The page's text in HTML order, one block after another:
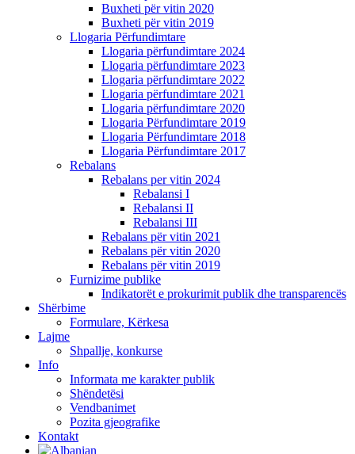
Buxheti për vitin 2020
Buxheti për vitin 2019
Llogaria Përfundimtare
Llogaria përfundimtare 2024
Llogaria përfundimtare 2023
Llogaria përfundimtare 2022
Llogaria përfundimtare 2021
Llogaria përfundimtare 2020
Llogaria Përfundimtare 2019
Llogaria Përfundimtare 2018
Llogaria Përfundimtare 2017
Rebalans
Rebalans per vitin 2024
Rebalansi I
Rebalansi II
Rebalansi III
Rebalans për vitin 2021
Rebalans për vitin 2020
Rebalans për vitin 2019
Furnizime publike
Indikatorët e prokurimit publik dhe transparencës
Shërbime
Formulare, Kërkesa
Lajme
Shpallje, konkurse
Info
Informata me karakter publik
Shëndetësi
Vendbanimet
Pozita gjeografike
Kontakt